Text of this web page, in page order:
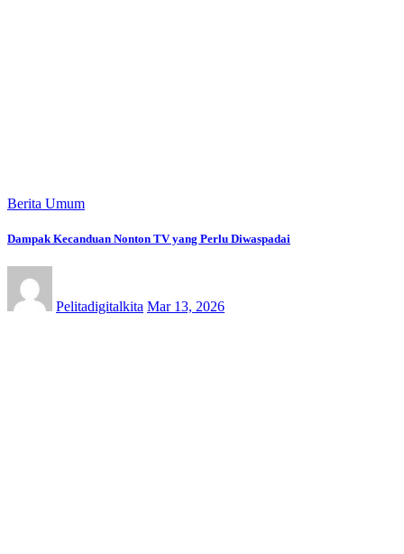
Berita Umum
Dampak Kecanduan Nonton TV yang Perlu Diwaspadai
Pelitadigitalkita Mar 13, 2026